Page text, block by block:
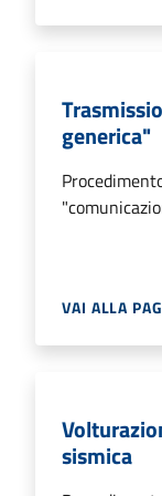
generica"
VAI ALLA
sismica